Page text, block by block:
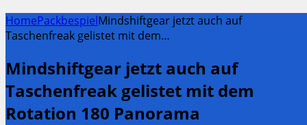
HomePackbespielMindshiftgear jetzt auch auf
Taschenfreak gelistet mit dem…
Mindshiftgear jetzt auch auf
Taschenfreak gelistet mit dem
Rotation 180 Panorama